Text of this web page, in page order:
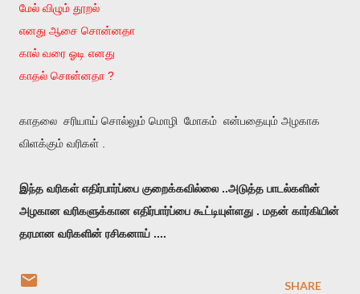
மேல் விழும் தூறல்
எனது ஆசை சொன்னதா
கால் வரை ஓடி எனது
காதல் சொன்னதா ?
காதலை சரியாய் சொல்லும் மொழி மோகம் என்பதையும் அழகாக
விளக்கும் வரிகள் .
இந்த வரிகள் எதிர்பார்ப்பை குறைக்கவில்லை ..அடுத்த பாடல்களின்
அழகான வரிகளுக்கான எதிர்பார்ப்பை கூட்டியுள்ளது . மதன் கார்கியின்
தரமான வரிகளின் ரசிகனாய் ....
SHARE